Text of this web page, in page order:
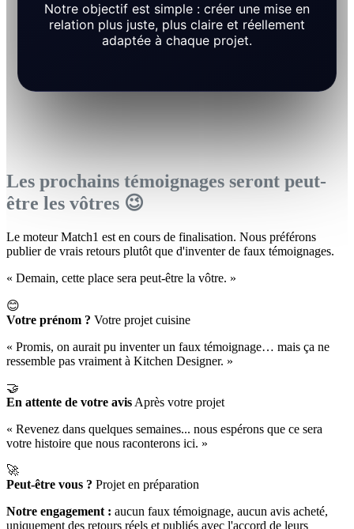
Notre objectif est simple : créer une mise en
relation plus juste, plus claire et réellement
adaptée à chaque projet.
Les prochains témoignages seront peut-
être les vôtres 😉
Le moteur Match1 est en cours de finalisation. Nous préférons
publier de vrais retours plutôt que d'inventer de faux témoignages.
« Demain, cette place sera peut-être la vôtre. »
😊
Votre prénom ? Votre projet cuisine
« Promis, on aurait pu inventer un faux témoignage… mais ça ne
ressemble pas vraiment à Kitchen Designer. »
🤝
En attente de votre avis Après votre projet
« Revenez dans quelques semaines... nous espérons que ce sera
votre histoire que nous raconterons ici. »
🚀
Peut-être vous ? Projet en préparation
Notre engagement : aucun faux témoignage, aucun avis acheté,
uniquement des retours réels et publiés avec l'accord de leurs